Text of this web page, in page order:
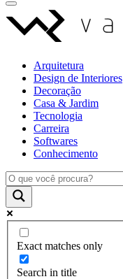
Arquitetura
Design de Interiores
Decoração
Casa & Jardim
Tecnologia
Carreira
Softwares
Conhecimento
Exact matches only
Search in title